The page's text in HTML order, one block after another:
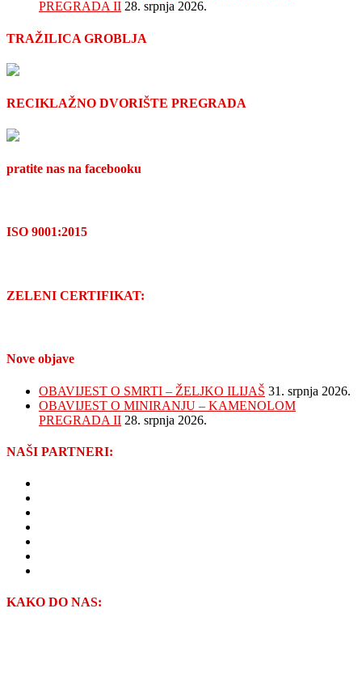
PREGRADA II 28. srpnja 2026.
TRAŽILICA GROBLJA
RECIKLAŽNO DVORIŠTE PREGRADA
pratite nas na facebooku
ISO 9001:2015
ZELENI CERTIFIKAT:
Nove objave
OBAVIJEST O SMRTI – ŽELJKO ILIJAŠ 31. srpnja 2026.
OBAVIJEST O MINIRANJU – KAMENOLOM
PREGRADA II 28. srpnja 2026.
NAŠI PARTNERI:
KAKO DO NAS: